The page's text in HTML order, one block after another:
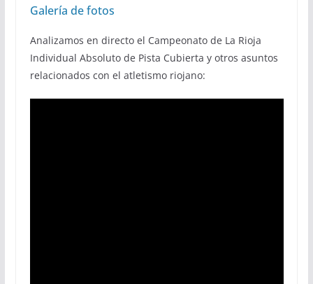
Galería de fotos
Analizamos en directo el Campeonato de La Rioja
Individual Absoluto de Pista Cubierta y otros asuntos
relacionados con el atletismo riojano: